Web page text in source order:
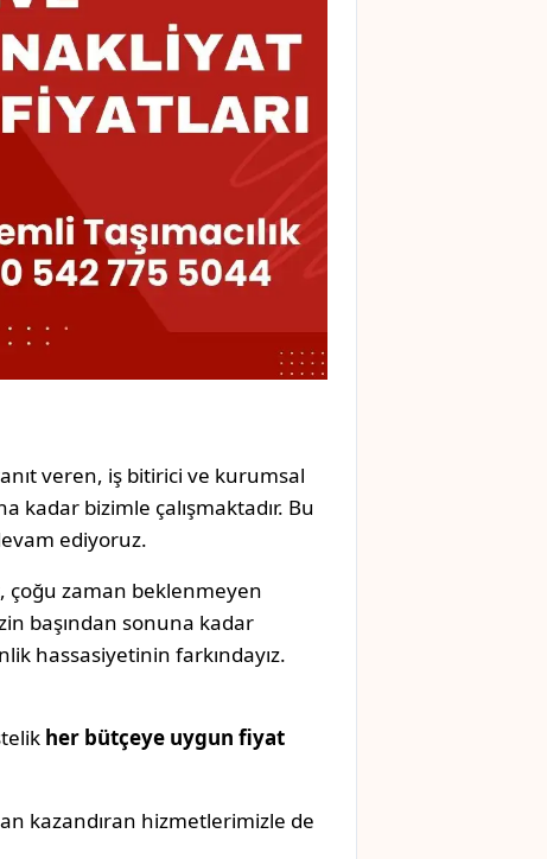
veren, iş bitirici ve kurumsal
kadar bizimle çalışmaktadır. Bu
ediyoruz.
çoğu zaman beklenmeyen
başından sonuna kadar
hassasiyetinin farkındayız.
her bütçeye uygun fiyat
kazandıran hizmetlerimizle de